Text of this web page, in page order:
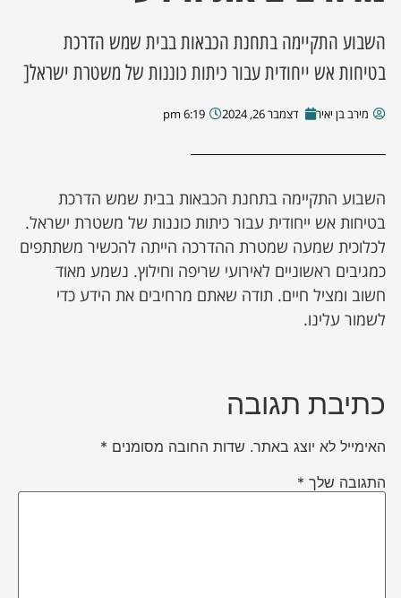
מסע מלחמה
עסקים
השבוע התקיימה בתחנת הכבאות בבית שמש הדרכת
בטיחות אש ייחודית עבור כיתות כוננות של משטרת ישראל[
מירב בן יאיר דצמבר 26, 2024 6:19 pm
השבוע התקיימה בתחנת הכבאות בבית שמש הדרכת
בטיחות אש ייחודית עבור כיתות כוננות של משטרת ישראל.
לכלוכית שמעה שמטרת ההדרכה הייתה להכשיר משתתפים
כמגיבים ראשוניים לאירועי שריפה וחילוץ. נשמע מאוד
חשוב ומציל חיים. תודה שאתם מרחיבים את הידע כדי
לשמור עלינו.
כתיבת תגובה
האימייל לא יוצג באתר. שדות החובה מסומנים *
התגובה שלך *